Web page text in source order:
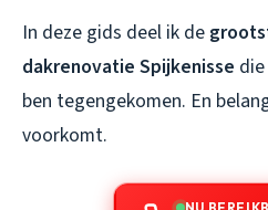
In deze gids deel ik de
dakrenovatie Spijkenisse
ben tegengekomen. En
voorkomt.